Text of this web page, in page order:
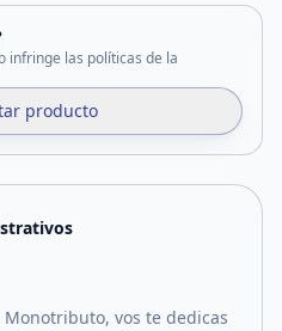
infringe las políticas de la
producto
vos te dedicas